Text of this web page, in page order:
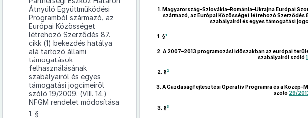
Átnyúló Együttműködési
Programból származó, az
Európai Közösséget
létrehozó Szerződés 87.
cikk (1) bekezdés hatálya
alá tartozó állami
támogatások
felhasználásának
szabályairól és egyes
támogatási jogcímeiről
szóló 19/2009. (VIII. 14.)
NFGM rendelet módosítása
1. §
1. Magyarország–Szlovákia–Románia–Ukrajna Európai
származó, az Európai Közösséget létrehozó
szabályairól és egyes támogatási
1. §1
2. A 2007–2013 programozási időszakban az európai
szabályairól szóló
2. §2
3. A Gazdaságfejlesztési Operatív Programra és a
szóló 29/
3. §3